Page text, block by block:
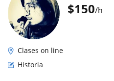
$150/h
Clases on line
Historia